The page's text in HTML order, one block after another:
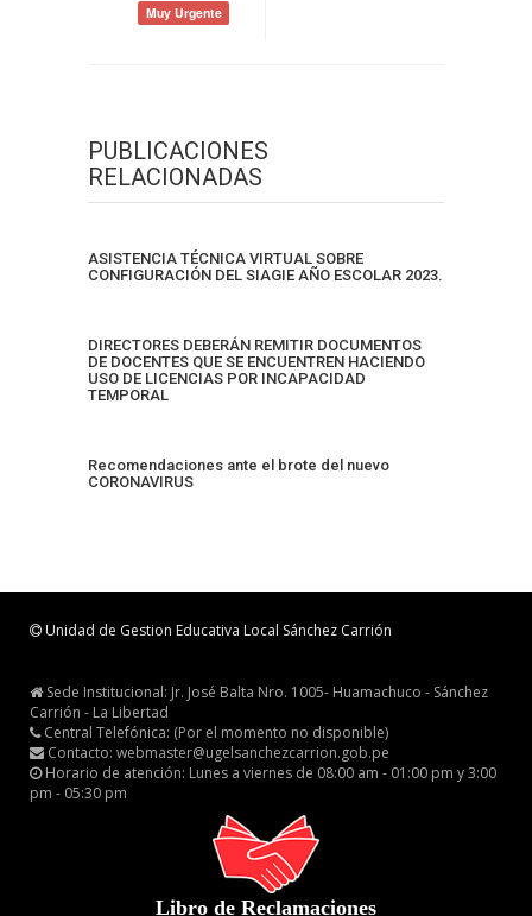
Muy Urgente
PUBLICACIONES
RELACIONADAS
ASISTENCIA TÉCNICA VIRTUAL SOBRE
CONFIGURACIÓN DEL SIAGIE AÑO ESCOLAR 2023.
DIRECTORES DEBERÁN REMITIR DOCUMENTOS
DE DOCENTES QUE SE ENCUENTREN HACIENDO
USO DE LICENCIAS POR INCAPACIDAD
TEMPORAL
Recomendaciones ante el brote del nuevo
CORONAVIRUS
Unidad de Gestion Educativa Local Sánchez Carrión
Sede Institucional: Jr. José Balta Nro. 1005- Huamachuco - Sánchez
Carrión - La Libertad
Central Telefónica: (Por el momento no disponible)
Contacto: webmaster@ugelsanchezcarrion.gob.pe
Horario de atención: Lunes a viernes de 08:00 am - 01:00 pm y 3:00
pm - 05:30 pm
Libro de Reclamaciones